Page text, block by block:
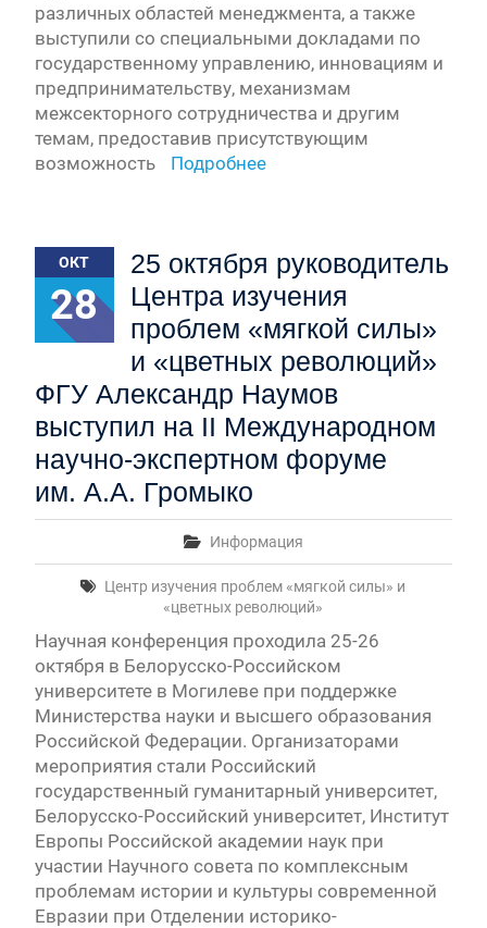
различных областей менеджмента, а также
выступили со специальными докладами по
государственному управлению, инновациям и
предпринимательству, механизмам
межсекторного сотрудничества и другим
темам, предоставив присутствующим
возможность
Подробнее
ОКТ
28
25 октября руководитель
Центра изучения
проблем «мягкой силы»
и «цветных революций»
ФГУ Александр Наумов
выступил на II Международном
научно-экспертном форуме
им. А.А. Громыко
Информация
Центр изучения проблем «мягкой силы» и
«цветных революций»
Научная конференция проходила 25-26
октября в Белорусско-Российском
университете в Могилеве при поддержке
Министерства науки и высшего образования
Российской Федерации. Организаторами
мероприятия стали Российский
государственный гуманитарный университет,
Белорусско-Российский университет, Институт
Европы Российской академии наук при
участии Научного совета по комплексным
проблемам истории и культуры современной
Евразии при Отделении историко-